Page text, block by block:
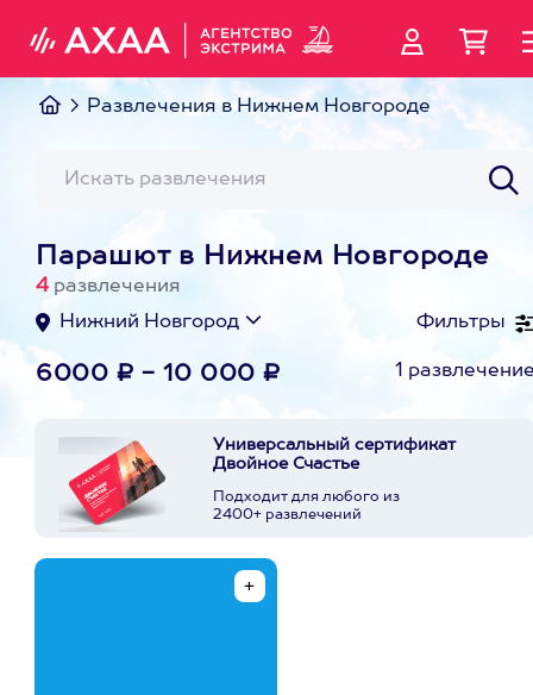
Развлечения в Нижнем Новгороде
Парашют в Нижнем Новгороде
4 развлечения
Фильтры
Нижний Новгород
6000 ₽ - 10 000 ₽ 1
Универсальный сертификат
Двойное Счастье
Подходит для любого из
2400+ развлечений